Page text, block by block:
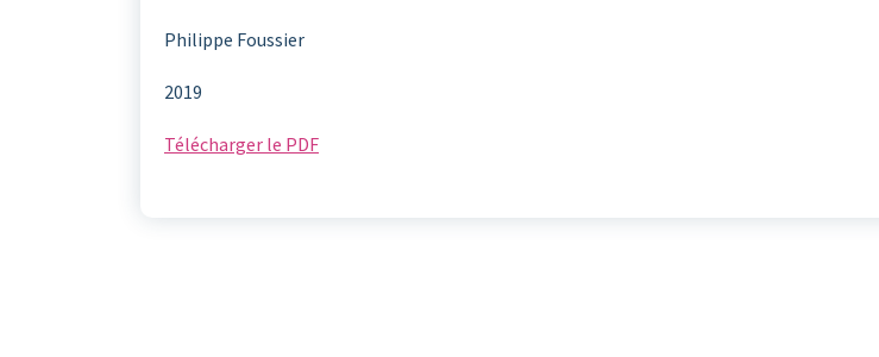
Philippe Foussier
2019
Télécharger le PDF